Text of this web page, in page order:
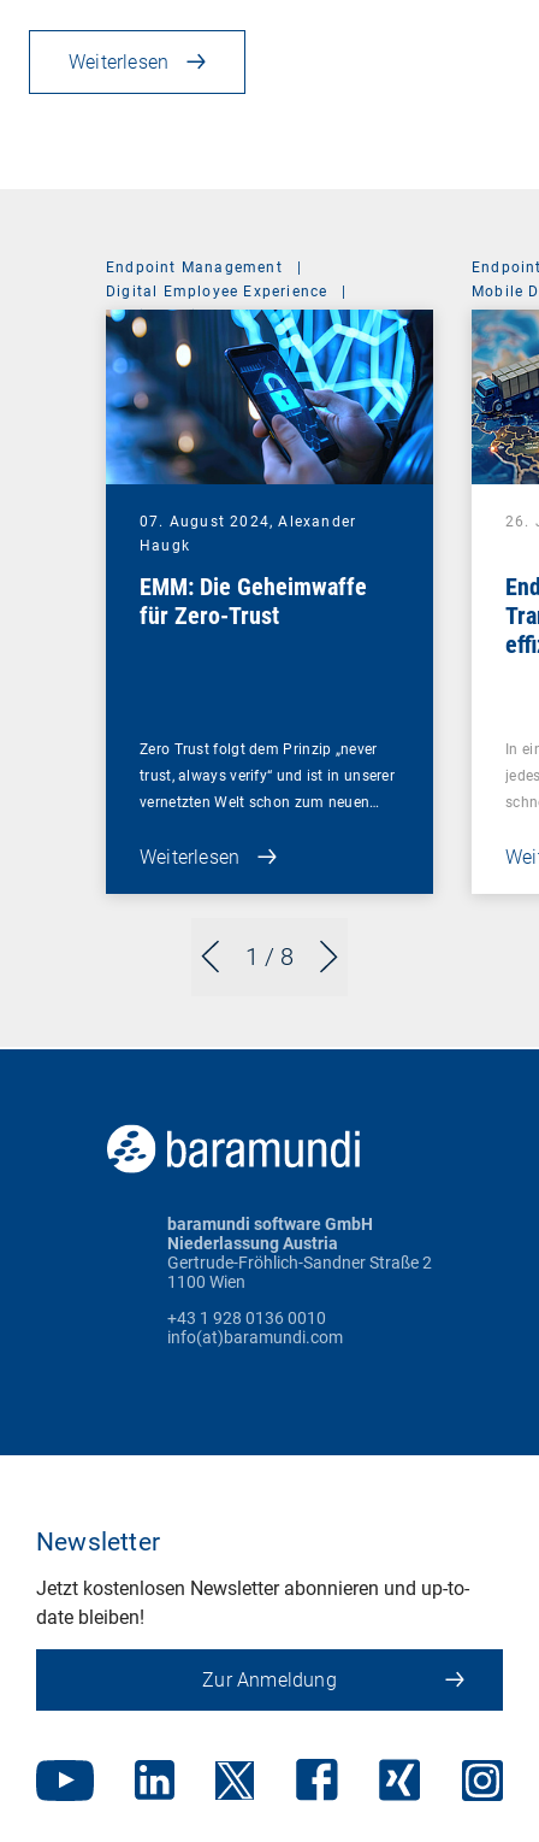
Weiterlesen
1 / 8
Endpoint Management
|
Digital Employee Experience
|
Mobile Device Management
07. August 2024,Alexander
Haugk
EMM: Die Geheimwaffe
für Zero-Trust
Zero Trust folgt dem Prinzip „never
trust, always verify“ und ist in unserer
vernetzten Welt schon zum neuen…
Weiterlesen
Mobile
26.
In
baramundi software GmbH
Niederlassung Austria
Gertrude-Fröhlich-Sandner Straße 2
1100 Wien
+43 1 928 0136 0010
info(at)baramundi.com
Newsletter
Jetzt kostenlosen Newsletter abonnieren und up-to-
date bleiben!
Zur Anmeldung